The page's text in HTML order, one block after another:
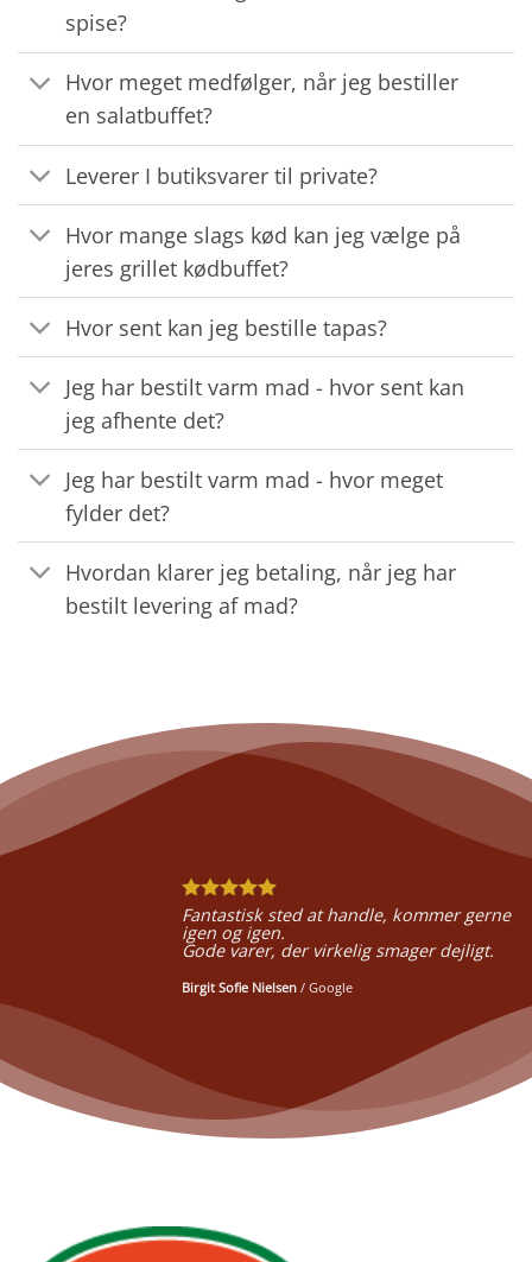
spise?
Hvor meget medfølger, når jeg bestiller
en salatbuffet?
Leverer I butiksvarer til private?
Hvor mange slags kød kan jeg vælge på
jeres grillet kødbuffet?
Hvor sent kan jeg bestille tapas?
Jeg har bestilt varm mad - hvor sent kan
jeg afhente det?
Jeg har bestilt varm mad - hvor meget
fylder det?
Hvordan klarer jeg betaling, når jeg har
bestilt levering af mad?
Fantastisk sted at handle, kommer gerne
igen og igen.
Gode varer, der virkelig smager dejligt.
Birgit Sofie Nielsen / Google